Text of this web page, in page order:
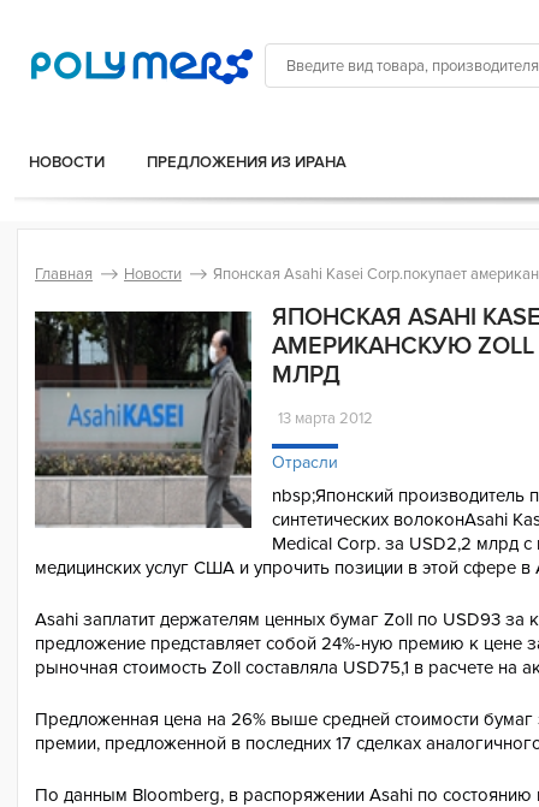
НОВОСТИ ПРЕДЛОЖЕНИЯ ИЗ ИРАНА
Главная Новости Японская Asahi Kasei Corp.покупает
ЯПОНСКАЯ ASAHI
АМЕРИКАНСКУЮ ZOLL
МЛРД
13 марта 2012
Отрасли
nbsp;Японский
синтетических волоконAsahi
Medical Corp. за USD2,2 млрд
медицинских услуг США и упрочить позиции в этой сфере
Asahi заплатит держателям ценных бумаг Zoll по USD93
предложение представляет собой 24%-ную премию к цене
рыночная стоимость Zoll составляла USD75,1 в расчете на
Предложенная цена на 26% выше средней стоимости
премии, предложенной в последних 17 сделках
По данным Bloomberg, в распоряжении Asahi по состоянию